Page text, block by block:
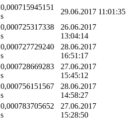
0,000715945151
s
29.06.2017 11:01:35
0,000725317338
s
26.06.2017
13:04:14
0,000727729240
s
28.06.2017
16:51:17
0,000728669283
s
27.06.2017
15:45:12
0,000756151567
s
28.06.2017
14:58:27
0,000783705652
s
27.06.2017
15:28:50